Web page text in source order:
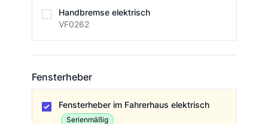
Handbremse elektrisch
VF0262
Fensterheber
Fensterheber im Fahrerhaus elektrisch
Serienmäßig